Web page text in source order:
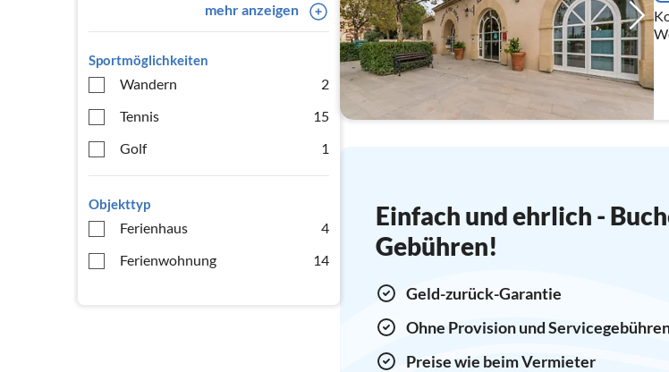
mehr anzeigen
Sportmöglichkeiten
Wandern
2
Tennis
15
Golf
1
Objekttyp
Ferienhaus
4
Ferienwohnung
14
Einfach und ehrlich -
Gebühren!
Geld-zurück-Garantie
Ohne Provision und
Preise wie beim Vermieter